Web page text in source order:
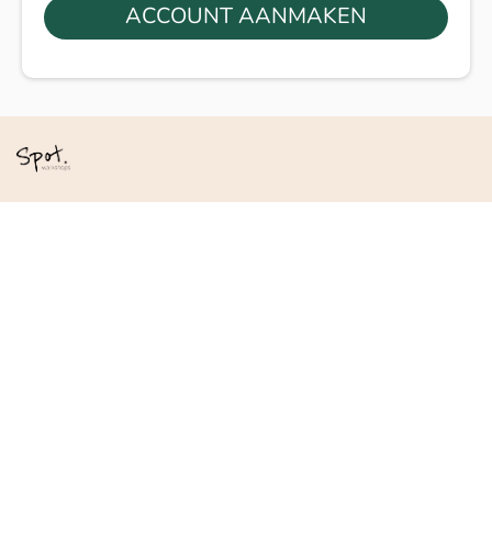
ACCOUNT AANMAKEN